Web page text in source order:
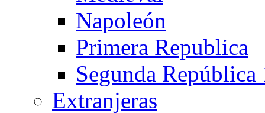
Napoleón
Primera Republica
Segunda
Extranjeras